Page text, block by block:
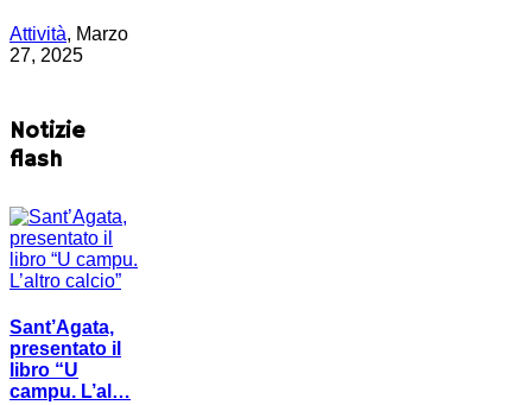
Attività, Marzo
27, 2025
Notizie
flash
Sant’Agata,
presentato il
libro “U
campu. L’al…